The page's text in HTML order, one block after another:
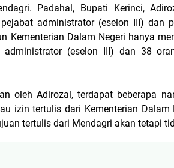
Padahal, Bupati Kerinci,
administrator (eselon III) dan
Kementerian Dalam Negeri hanya
(eselon III) dan 38
oleh Adirozal, terdapat beberapa
izin tertulis dari Kementerian Dalam
tertulis dari Mendagri akan tetapi